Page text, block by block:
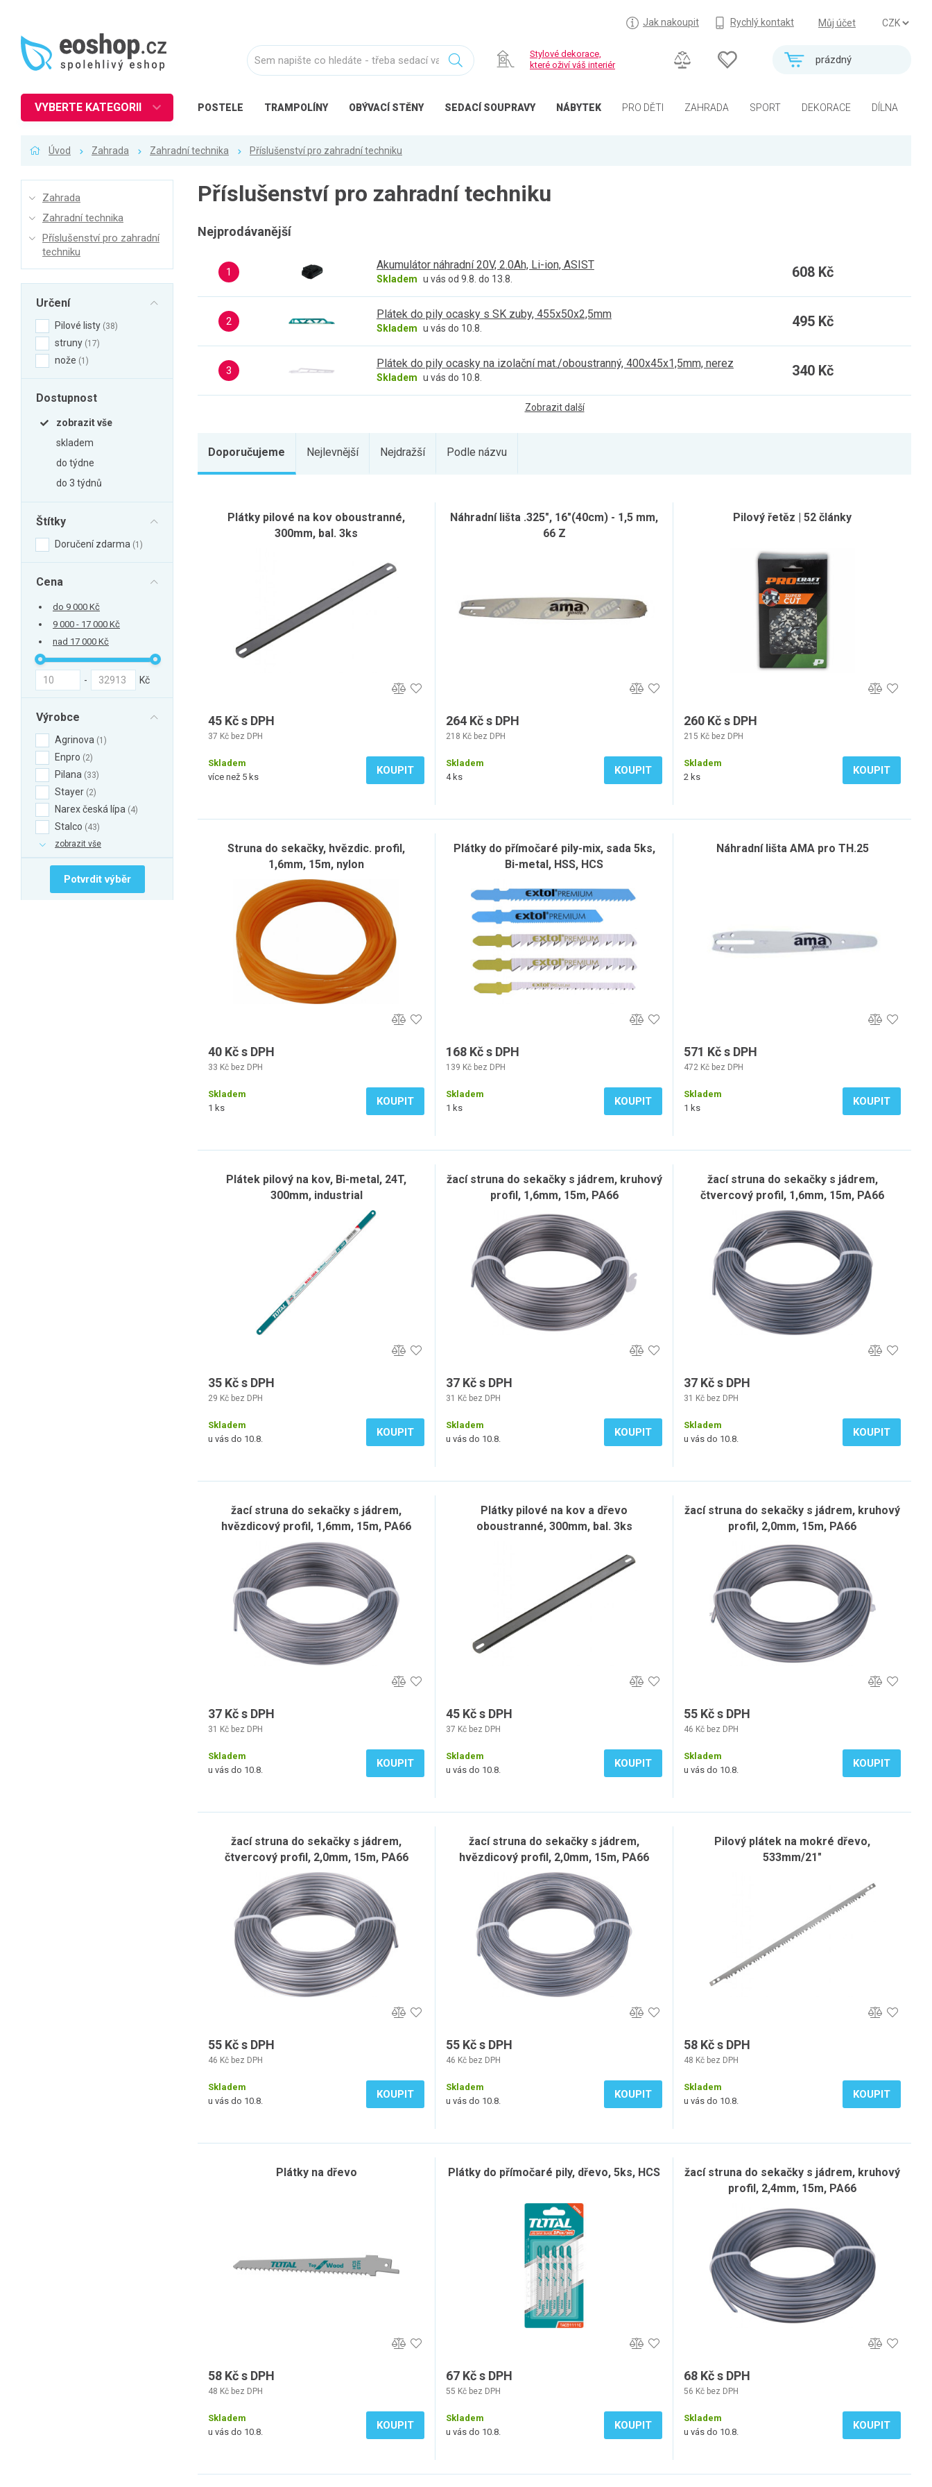
Můj účet
Jak nakoupit Rychlý kontakt
prázdný
Stylové dekorace,
které oživí váš interiér
POSTELE TRAMPOLÍNY OBÝVACÍ STĚNY SEDACÍ SOUPRAVY NÁBYTEK PRO DĚTI ZAHRADA SPORT DEKORACE DÍLNA
VYBERTE KATEGORII
Předsíň a chodba
Balkon a terasa
Dílna
Dekorace
Textil, koberce
Sport, outdoor
Všechny kategorie
Úvod Zahrada Zahradní technika Příslušenství pro zahradní techniku
Zahrada
Zahradní technika
Příslušenství pro zahradní
techniku
Určení
Pilové listy 38
struny 17
nože 1
Dostupnost
zobrazit vše
skladem
do týdne
do 3 týdnů
Štítky
Doručení zdarma 1
Cena
do 9 000 Kč
9 000 - 17 000 Kč
nad 17 000 Kč
- Kč
Výrobce
Agrinova 1
Enpro 2
Pilana 33
Stayer 2
Narex česká lípa 4
Stalco
43
zobrazit vše
Potvrdit výběr
Příslušenství pro zahradní techniku
Nejprodávanější
1
Akumulátor náhradní 20V, 2.0Ah, Li-ion, ASIST
Skladem u vás od 9.8. do 13.8. 608 Kč
2
Plátek do pily ocasky s SK zuby, 455x50x2,5mm
Skladem u vás do 10.8. 495 Kč
3
Plátek do pily ocasky na izolační mat./oboustranný, 400x45x1,5mm, nerez
Skladem u vás do 10.8. 340 Kč
Zobrazit další
Doporučujeme Nejlevnější Nejdražší Podle názvu
Plátky pilové na kov oboustranné,
300mm, bal. 3ks
45 Kč s DPH
37 Kč bez DPH
Skladem
více než 5 ks
KOUPIT
Náhradní lišta .325", 16"(40cm) - 1,5 mm,
66 Z
264 Kč s DPH
218 Kč bez DPH
Skladem
4 ks
KOUPIT
Pilový řetěz | 52 články
260 Kč s DPH
215 Kč bez DPH
Skladem
2 ks
KOUPIT
Struna do sekačky, hvězdic. profil,
1,6mm, 15m, nylon
40 Kč s DPH
33 Kč bez DPH
Skladem
1 ks
KOUPIT
Plátky do přímočaré pily-mix, sada 5ks,
Bi-metal, HSS, HCS
168 Kč s DPH
139 Kč bez DPH
Skladem
1 ks
KOUPIT
Náhradní lišta AMA pro TH.25
571 Kč s DPH
472 Kč bez DPH
Skladem
1 ks
KOUPIT
Plátek pilový na kov, Bi-metal, 24T,
300mm, industrial
35 Kč s DPH
29 Kč bez DPH
Skladem
u vás do 10.8.
KOUPIT
žací struna do sekačky s jádrem, kruhový
profil, 1,6mm, 15m, PA66
37 Kč s DPH
31 Kč bez DPH
Skladem
u vás do 10.8.
KOUPIT
žací struna do sekačky s jádrem,
čtvercový profil, 1,6mm, 15m, PA66
37 Kč s DPH
31 Kč bez DPH
Skladem
u vás do 10.8.
KOUPIT
žací struna do sekačky s jádrem,
hvězdicový profil, 1,6mm, 15m, PA66
37 Kč s DPH
31 Kč bez DPH
Skladem
u vás do 10.8.
KOUPIT
Plátky pilové na kov a dřevo
oboustranné, 300mm, bal. 3ks
45 Kč s DPH
37 Kč bez DPH
Skladem
u vás do 10.8.
KOUPIT
žací struna do sekačky s jádrem, kruhový
profil, 2,0mm, 15m, PA66
55 Kč s DPH
46 Kč bez DPH
Skladem
u vás do 10.8.
KOUPIT
žací struna do sekačky s jádrem,
čtvercový profil, 2,0mm, 15m, PA66
55 Kč s DPH
46 Kč bez DPH
Skladem
u vás do 10.8.
KOUPIT
žací struna do sekačky s jádrem,
hvězdicový profil, 2,0mm, 15m, PA66
55 Kč s DPH
46 Kč bez DPH
Skladem
u vás do 10.8.
KOUPIT
Pilový plátek na mokré dřevo,
533mm/21"
58 Kč s DPH
48 Kč bez DPH
Skladem
u vás do 10.8.
KOUPIT
Plátky na dřevo
58 Kč s DPH
48 Kč bez DPH
Skladem
u vás do 10.8.
KOUPIT
Plátky do přímočaré pily, dřevo, 5ks, HCS
67 Kč s DPH
55 Kč bez DPH
Skladem
u vás do 10.8.
KOUPIT
žací struna do sekačky s jádrem, kruhový
profil, 2,4mm, 15m, PA66
68 Kč s DPH
56 Kč bez DPH
Skladem
u vás do 10.8.
KOUPIT